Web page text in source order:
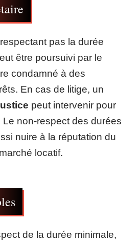
pas la durée
être poursuivi par le
condamné à des
En cas de litige, un
peut intervenir pour
Le non-respect des durées
nuire à la réputation du
locatif.
de la durée minimale,